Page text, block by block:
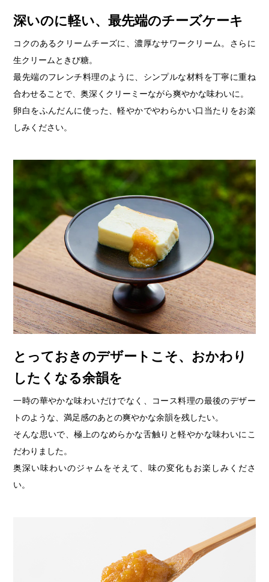
深いのに軽い、最先端のチーズケーキ
コクのあるクリームチーズに、濃厚なサワークリーム。さらに
生クリームときび糖。
最先端のフレンチ料理のように、シンプルな材料を丁寧に重ね
合わせることで、奥深くクリーミーながら爽やかな味わいに。
卵白をふんだんに使った、軽やかでやわらかい口当たりをお楽
しみください。
とっておきのデザートこそ、おかわり
したくなる余韻を
一時の華やかな味わいだけでなく、コース料理の最後のデザー
トのような、満足感のあとの爽やかな余韻を残したい。
そんな思いで、極上のなめらかな舌触りと軽やかな味わいにこ
だわりました。
奥深い味わいのジャムをそえて、味の変化もお楽しみくださ
い。